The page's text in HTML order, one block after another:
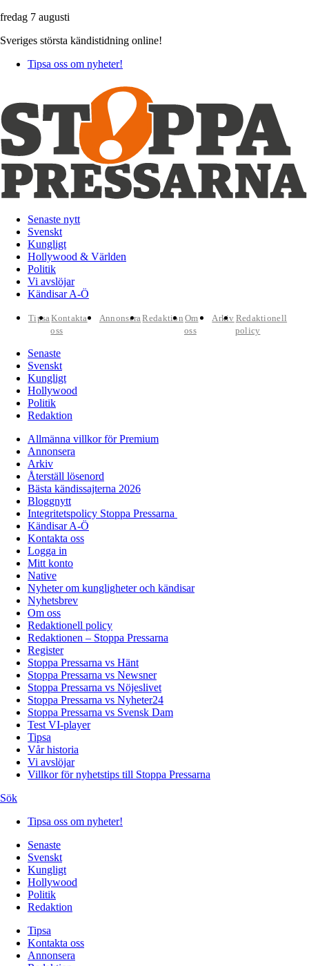
fredag 7 augusti
Sveriges största kändistidning online!
Tipsa oss om nyheter!
Senaste nytt
Svenskt
Kungligt
Hollywood & Världen
Politik
Vi avslöjar
Kändisar A-Ö
TipsaKontakta
oss
AnnonseraRedaktion Om
oss
Arkiv Redaktionell
policy
Senaste
Svenskt
Kungligt
Hollywood
Politik
Redaktion
Allmänna villkor för Premium
Annonsera
Arkiv
Återställ lösenord
Bästa kändissajterna 2026
Bloggnytt
Integritetspolicy Stoppa Pressarna
Kändisar A-Ö
Kontakta oss
Logga in
Mitt konto
Native
Nyheter om kungligheter och kändisar
Nyhetsbrev
Om oss
Redaktionell policy
Redaktionen – Stoppa Pressarna
Register
Stoppa Pressarna vs Hänt
Stoppa Pressarna vs Newsner
Stoppa Pressarna vs Nöjeslivet
Stoppa Pressarna vs Nyheter24
Stoppa Pressarna vs Svensk Dam
Test VI-player
Tipsa
Vår historia
Vi avslöjar
Villkor för nyhetstips till Stoppa Pressarna
Sök
Tipsa oss om nyheter!
Senaste
Svenskt
Kungligt
Hollywood
Politik
Redaktion
Tipsa
Kontakta oss
Annonsera